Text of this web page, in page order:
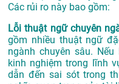
Các rủi ro này bao gồm:
Lỗi thuật ngữ chuyên
gồm nhiều thuật ngữ
ngành chuyên sâu.
kinh nghiệm trong lĩnh
dẫn đến sai sót trong